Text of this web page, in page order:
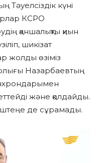
Тәуелсіздік күні
КСРО
қаншалықты қиын
шикізат
жолды өзіміз
Назарбаевтың
және қолдайды.
де сұрамады.